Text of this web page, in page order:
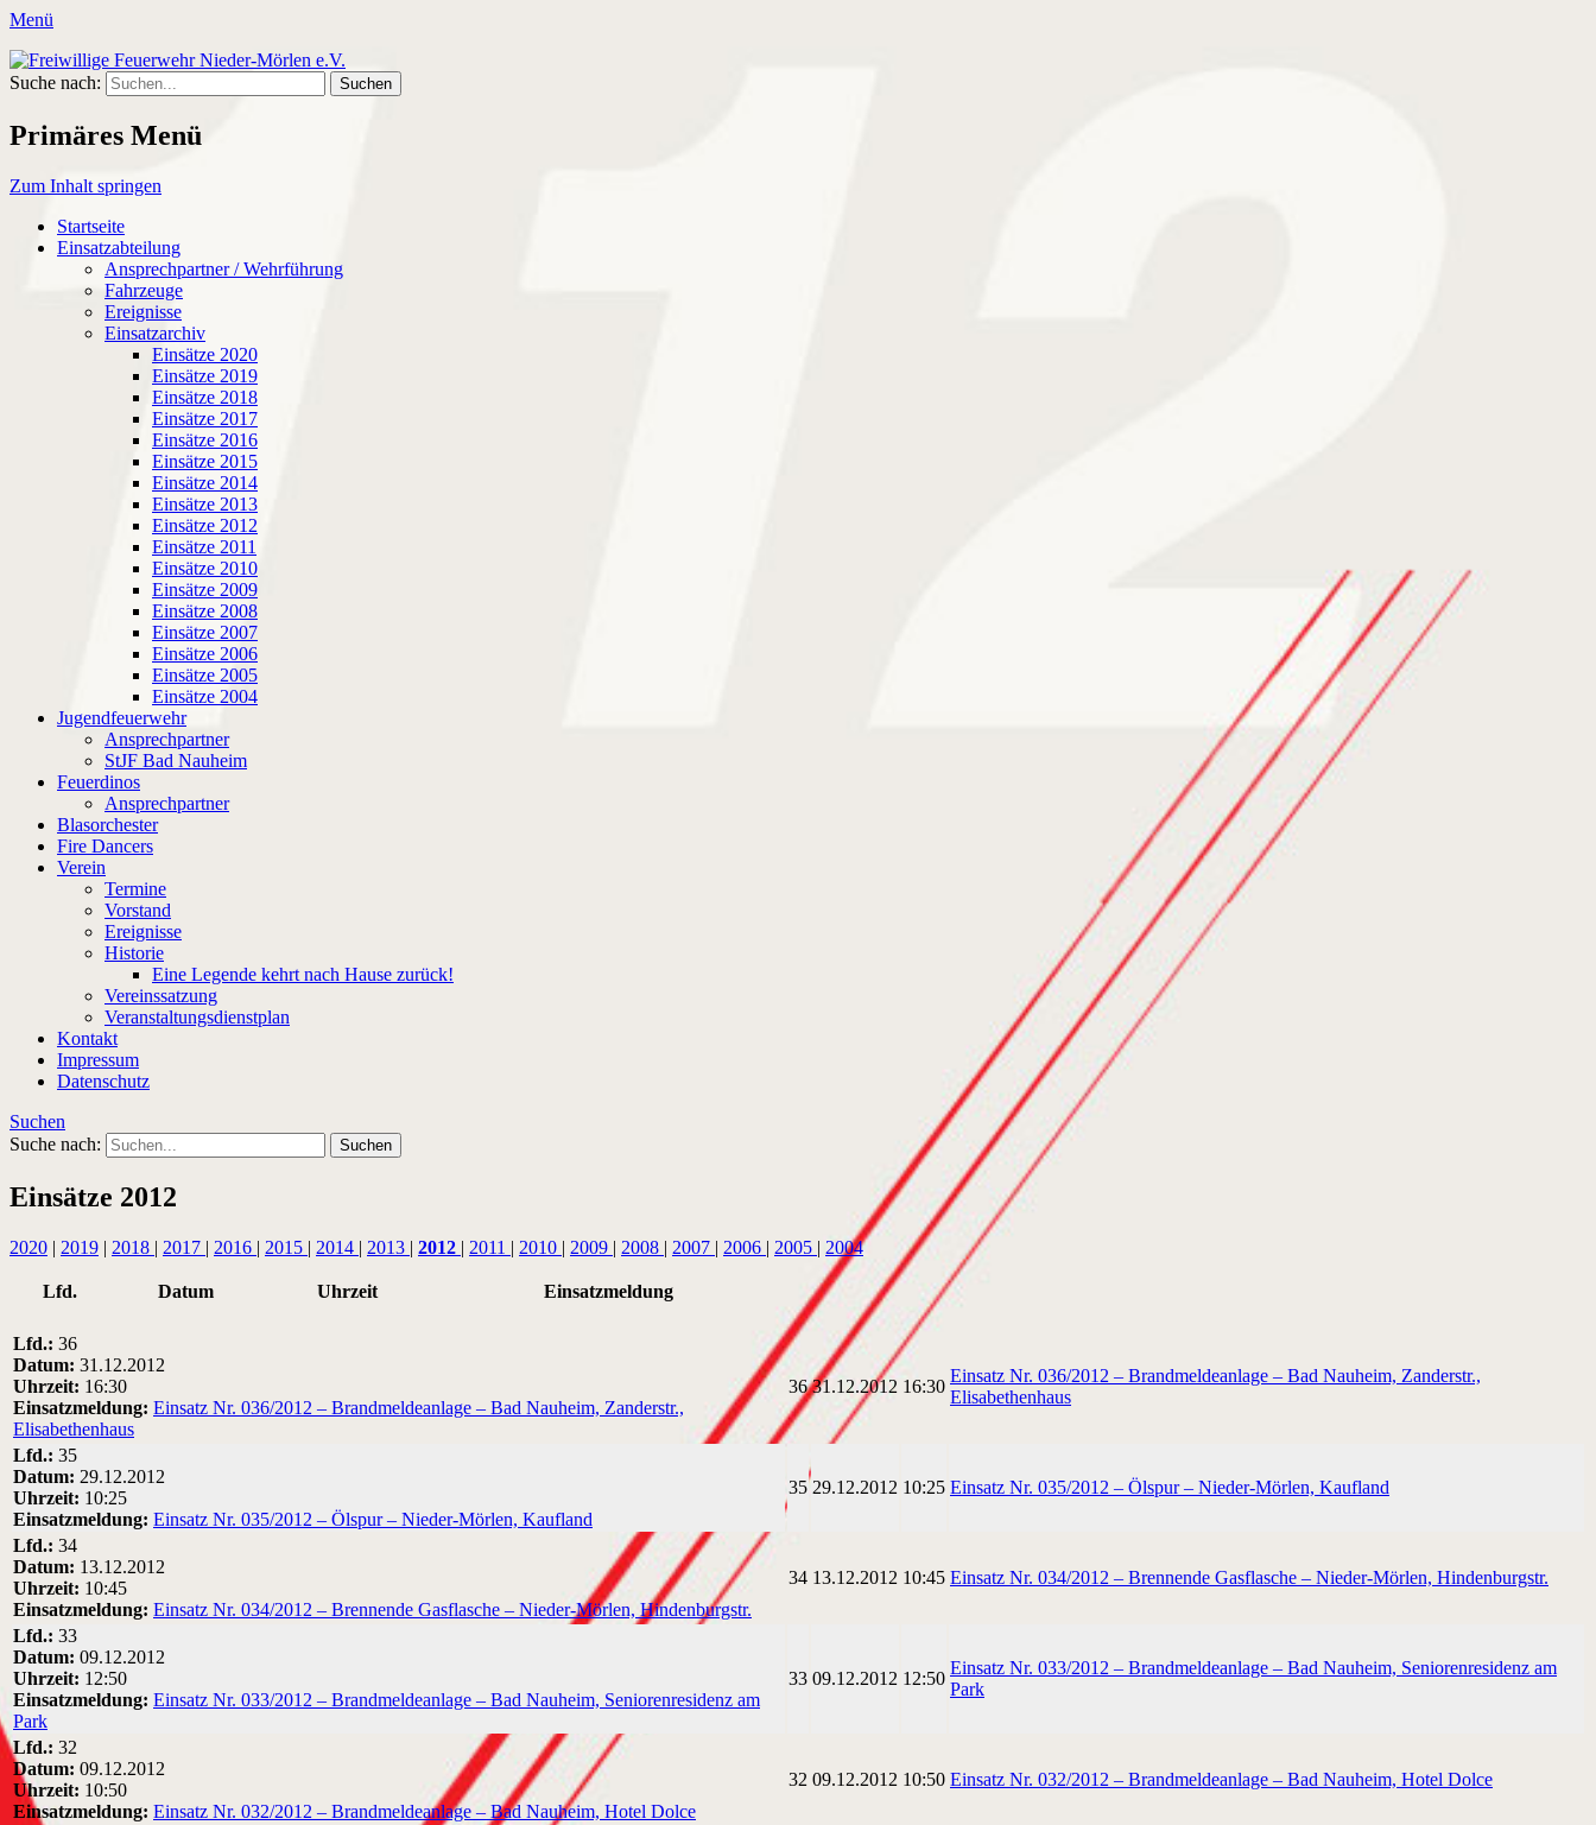
Menü
Freiwillige Feuerwehr Nieder-Mörlen e.V.
Freiwillige Feuerwehr Nieder-Mörlen e.v.
Suche nach:
Primäres Menü
Zum Inhalt springen
Startseite
Einsatzabteilung
Ansprechpartner / Wehrführung
Fahrzeuge
Ereignisse
Einsatzarchiv
Einsätze 2020
Einsätze 2019
Einsätze 2018
Einsätze 2017
Einsätze 2016
Einsätze 2015
Einsätze 2014
Einsätze 2013
Einsätze 2012
Einsätze 2011
Einsätze 2010
Einsätze 2009
Einsätze 2008
Einsätze 2007
Einsätze 2006
Einsätze 2005
Einsätze 2004
Jugendfeuerwehr
Ansprechpartner
StJF Bad Nauheim
Feuerdinos
Ansprechpartner
Blasorchester
Fire Dancers
Verein
Termine
Vorstand
Ereignisse
Historie
Eine Legende kehrt nach Hause zurück!
Vereinssatzung
Veranstaltungsdienstplan
Kontakt
Impressum
Datenschutz
Suchen
Suche nach:
Einsätze 2012
2020 | 2019 | 2018 | 2017 | 2016 | 2015 | 2014 | 2013 | 2012 | 2011 | 2010 | 2009 | 2008 | 2007 | 2006 | 2005 | 2004
Lfd. Datum Uhrzeit Einsatzmeldung
Lfd.: 36
Datum: 31.12.2012
Uhrzeit: 16:30
Einsatzmeldung: Einsatz Nr. 036/2012 – Brandmeldeanlage – Bad Nauheim, Zanderstr.,
Elisabethenhaus
36 31.12.2012 16:30
Einsatz Nr. 036/2012 – Brandmeldeanlage – Bad Nauheim, Zanderstr.,
Elisabethenhaus
Lfd.: 35
Datum: 29.12.2012
Uhrzeit: 10:25
Einsatzmeldung: Einsatz Nr. 035/2012 – Ölspur – Nieder-Mörlen, Kaufland
35 29.12.2012 10:25 Einsatz Nr. 035/2012 – Ölspur – Nieder-Mörlen, Kaufland
Lfd.: 34
Datum: 13.12.2012
Uhrzeit: 10:45
Einsatzmeldung: Einsatz Nr. 034/2012 – Brennende Gasflasche – Nieder-Mörlen, Hindenburgstr.
34 13.12.2012 10:45 Einsatz Nr. 034/2012 – Brennende Gasflasche – Nieder-Mörlen, Hindenburgstr.
Lfd.: 33
Datum: 09.12.2012
Uhrzeit: 12:50
Einsatzmeldung: Einsatz Nr. 033/2012 – Brandmeldeanlage – Bad Nauheim, Seniorenresidenz am
Park
33 09.12.2012 12:50
Einsatz Nr. 033/2012 – Brandmeldeanlage – Bad Nauheim, Seniorenresidenz am
Park
Lfd.: 32
Datum: 09.12.2012
Uhrzeit: 10:50
Einsatzmeldung: Einsatz Nr. 032/2012 – Brandmeldeanlage – Bad Nauheim, Hotel Dolce
32 09.12.2012 10:50 Einsatz Nr. 032/2012 – Brandmeldeanlage – Bad Nauheim, Hotel Dolce